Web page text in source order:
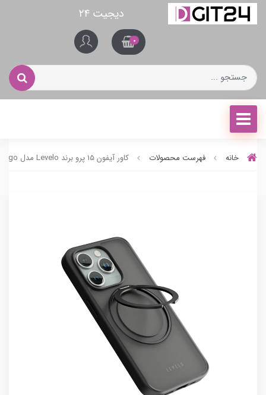
دیجیت ۲۴
0
خانه فهرست محصولات کاور آیفون 15 پرو برند Levelo مدل Ringo